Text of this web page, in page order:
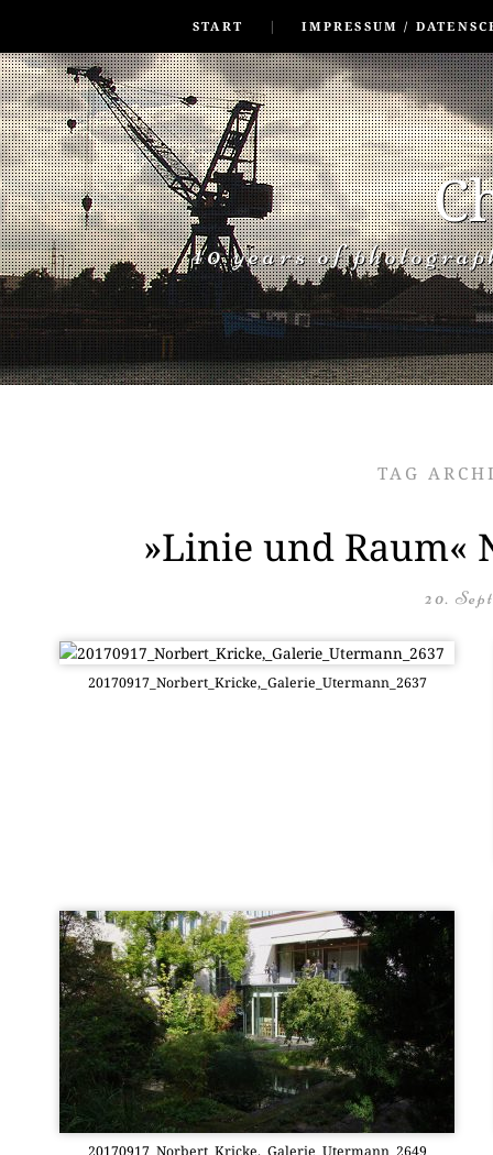
START
IMPRESSUM /
40 years of
TAG
»Linie und Raum«
20.
20170917_Norbert_Kricke,_Galerie_Utermann_2637